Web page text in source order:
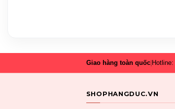
Giao hàng toàn quốc|Hotline:
SHOPHANGDUC.VN